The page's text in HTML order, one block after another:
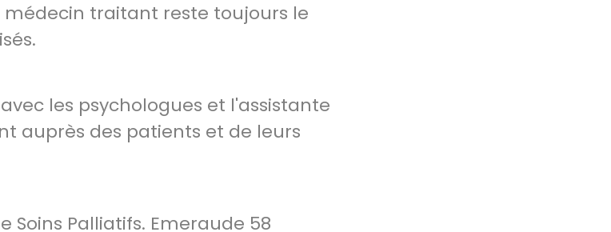
médecin traitant reste toujours le
les psychologues et l'assistante
auprès des patients et de leurs
Soins Palliatifs. Emeraude 58